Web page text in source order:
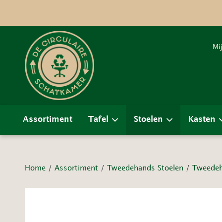
Assortiment Tafel Stoelen Kasten
Home / Assortiment / Tweedehands Stoelen /